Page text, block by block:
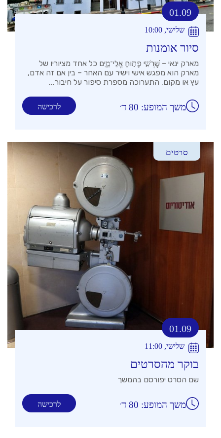
01.09
שלישי, 10:00
סיור אומנות
מארק ינאי – שׇׁרְשִׁ֣י פָת֣וּחַ אֱלֵי־מָ֑יִם כל אחד מציוריו של
מארק הוא מפגש אישי וישיר עם האחר – בין אם זה אדם,
עץ או מקום. התערוכה מספרת סיפור על חיבור...
לרכישה משך המופע: 80 ד׳
סרטים
01.09
שלישי, 11:00
בוקר מהסרטים
שם הסרט יפורסם בהמשך
לרכישה משך המופע: 80 ד׳